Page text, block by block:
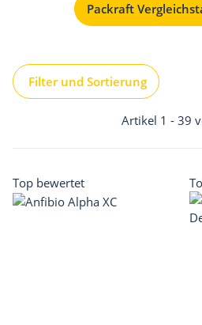
Packraft
Filter und Sortierung
Artikel 1 - 39
Top bewertet